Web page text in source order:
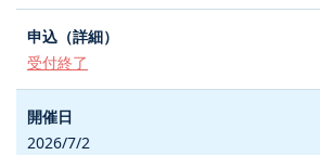
受付終了
2026/7/2